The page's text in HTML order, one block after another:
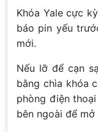
Khóa Yale cực
báo pin yếu
mới.
Nếu lỡ để cạn
bằng chìa khóa
phòng điện
bên ngoài để mở